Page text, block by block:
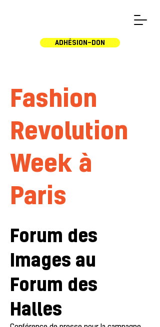
ADHÉSION-DON
Fashion
Revolution
Week à
Paris
Forum des
Images au
Forum des
Halles